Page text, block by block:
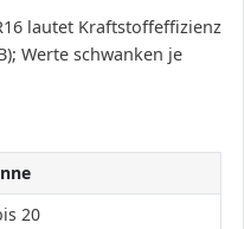
lautet Kraftstoffeffizienz
Werte schwanken je
20